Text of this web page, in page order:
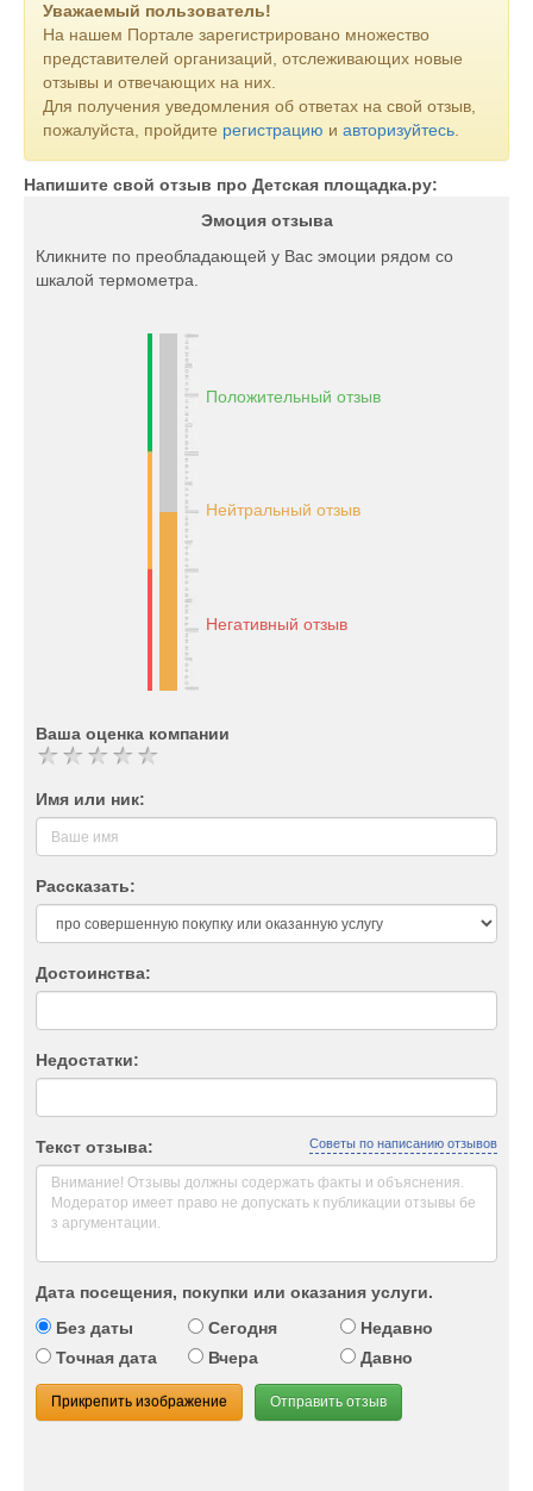
Уважаемый пользователь!
На нашем Портале зарегистрировано множество
представителей организаций, отслеживающих новые
отзывы и отвечающих на них.
Для получения уведомления об ответах на свой отзыв,
пожалуйста, пройдите регистрацию и авторизуйтесь
Напишите свой отзыв про Детская площадка.ру:
Эмоция отзыва
Кликните по преобладающей у Вас эмоции рядом со
шкалой термометра.
Положительный отзыв
Нейтральный отзыв
Негативный отзыв
Ваша оценка компании
Имя или ник:
Рассказать:
Достоинства:
Недостатки:
Текст отзыва: Советы по написанию отзывов
Дата посещения, покупки или оказания услуги.
Без даты
Сегодня
Недавно
Точная дата
Вчера Давно
Прикрепить изображение Отправить отзыв